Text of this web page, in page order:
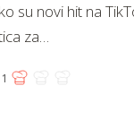
su novi hit na
za…
1